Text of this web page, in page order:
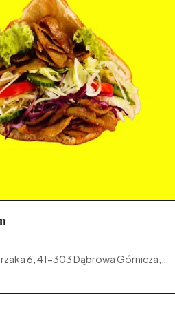
6, 41-303 Dąbrowa Górnicza,